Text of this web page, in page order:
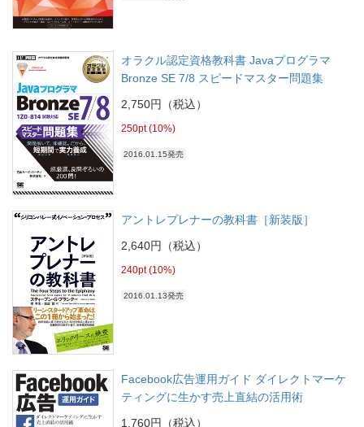
オラクル認定資格教科書 Javaプログラマ
Bronze SE 7/8 スピードマスター問題集
2,750円（税込）
250pt (10%)
2016.01.15発売
アントレプレナーの教科書［新装版］
2,640円（税込）
240pt (10%)
2016.01.13発売
Facebook広告運用ガイド ダイレクトマーケ
ティングに生かす売上直結の活用術
1,760円（税込）